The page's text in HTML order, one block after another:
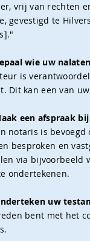
vrij van rechten
gevestigd te
wie uw
is
Dit kan een van
een afspraak
notaris is
besproken en
via bijvoorbeeld
ondertekenen.
uw
bent met het